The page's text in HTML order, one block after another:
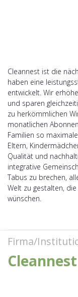
Cleannest ist die
haben eine
entwickelt. Wir
und sparen
zu herkömmlichen
monatlichen
Familien so
Eltern,
Qualität und
integrative
Tabus zu brechen,
Welt zu gestalten,
wünschen.
Firma/
Cleannest